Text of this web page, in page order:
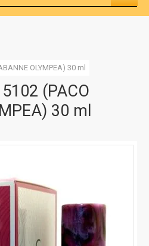
OLYMPEA) 30 ml
5102 (PACO
30 ml